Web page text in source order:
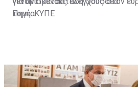
τομέα.
Πηγή: ΚΥΠΕ